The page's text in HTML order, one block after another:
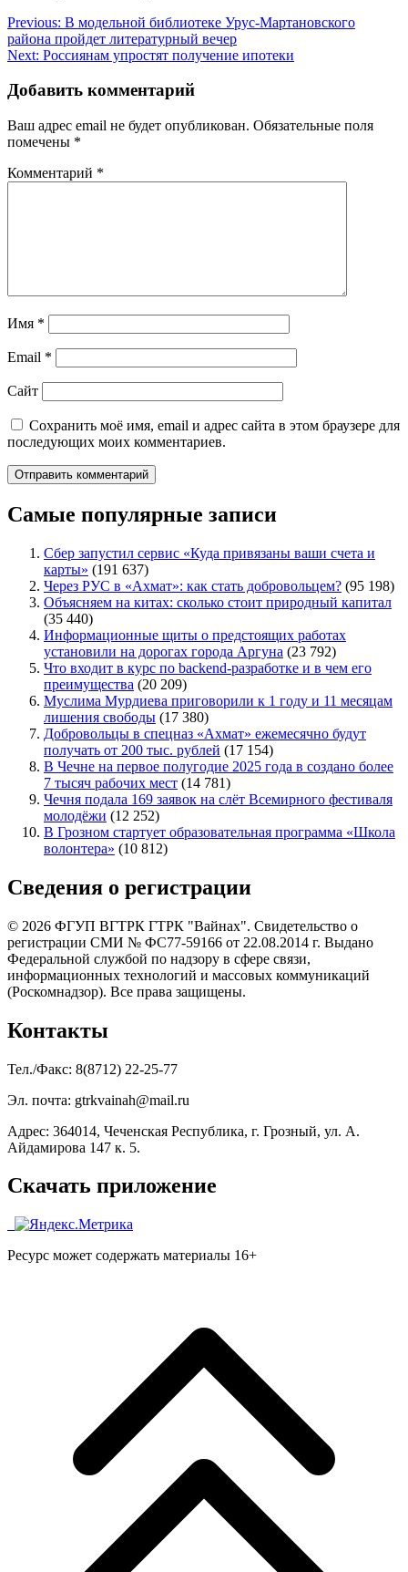
Навигация
по
Previous: В модельной библиотеке Урус-Мартановского
района пройдет литературный вечер
Next: Россиянам упростят получение ипотеки
Добавить комментарий
Ваш адрес email не будет опубликован. Обязательные поля
помечены *
Комментарий *
Имя *
Email *
Сайт
Сохранить моё имя, email и адрес сайта в этом браузере для
последующих моих комментариев.
Самые популярные записи
Сбер запустил сервис «Куда привязаны ваши счета и
карты» (191 637)
Через РУС в «Ахмат»: как стать добровольцем? (95 198)
Объясняем на китах: сколько стоит природный капитал
(35 440)
Информационные щиты о предстоящих работах
установили на дорогах города Аргуна (23 792)
Что входит в курс по backend-разработке и в чем его
преимущества (20 209)
Муслима Мурдиева приговорили к 1 году и 11 месяцам
лишения свободы (17 380)
Добровольцы в спецназ «Ахмат» ежемесячно будут
получать от 200 тыс. рублей (17 154)
В Чечне на первое полугодие 2025 года в создано более
7 тысяч рабочих мест (14 781)
Чечня подала 169 заявок на слёт Всемирного фестиваля
молодёжи (12 252)
В Грозном стартует образовательная программа «Школа
волонтера» (10 812)
Сведения о регистрации
© 2026 ФГУП ВГТРК ГТРК "Вайнах". Свидетельство о
регистрации СМИ № ФС77-59166 от 22.08.2014 г. Выдано
Федеральной службой по надзору в сфере связи,
информационных технологий и массовых коммуникаций
(Роскомнадзор). Все права защищены.
Контакты
Тел./Факс: 8(8712) 22-25-77
Эл. почта: gtrkvainah@mail.ru
Адрес: 364014, Чеченская Республика, г. Грозный, ул. А.
Айдамирова 147 к. 5.
Скачать приложение
Ресурс может содержать материалы 16+